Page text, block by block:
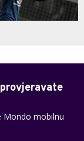
Mondo mobilnu